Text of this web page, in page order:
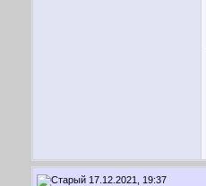
17.12.2021, 19:37